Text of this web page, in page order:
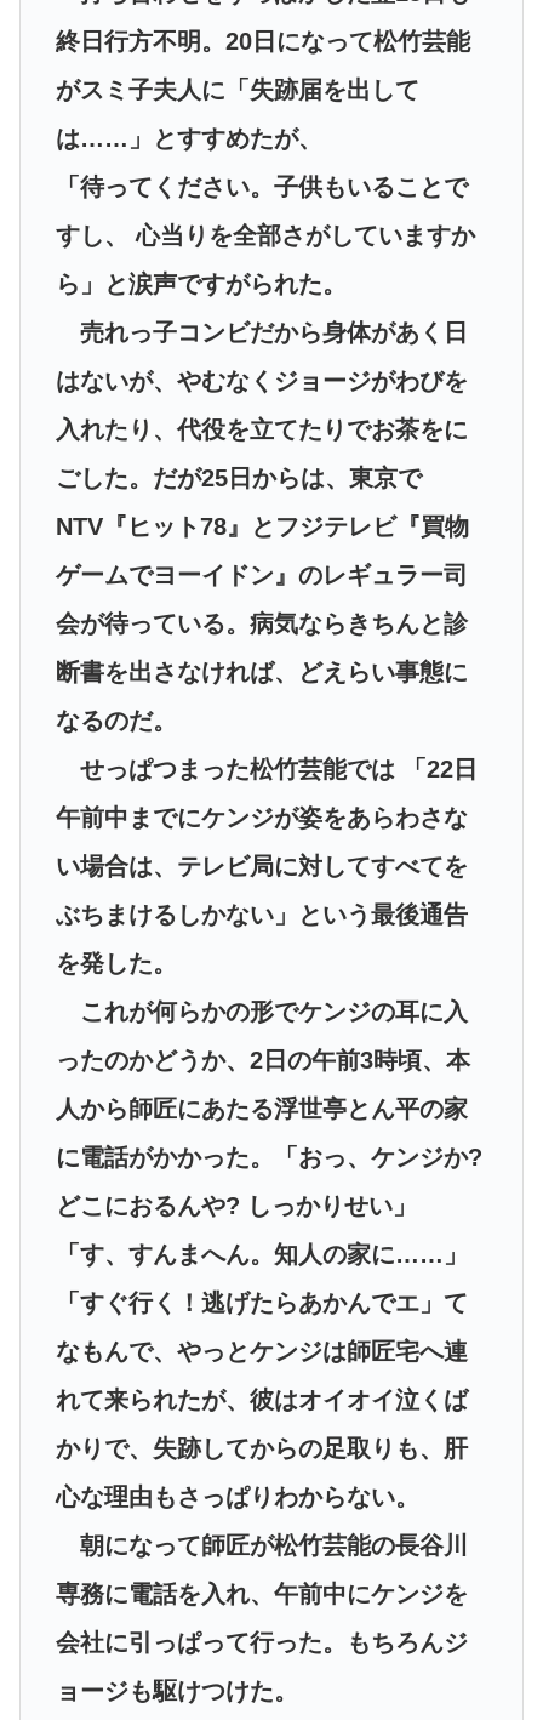
終日行方不明。20日になって松竹芸能
がスミ子夫人に「失跡届を出して
は……」とすすめたが、
「待ってください。子供もいることで
すし、 心当りを全部さがしていますか
ら」と涙声ですがられた。
売れっ子コンビだから身体があく日
はないが、やむなくジョージがわびを
入れたり、代役を立てたりでお茶をに
ごした。だが25日からは、東京で
NTV『ヒット78』とフジテレビ『買物
ゲームでヨーイドン』のレギュラー司
会が待っている。病気ならきちんと診
断書を出さなければ、どえらい事態に
なるのだ。
せっぱつまった松竹芸能では 「22日
午前中までにケンジが姿をあらわさな
い場合は、テレビ局に対してすべてを
ぶちまけるしかない」という最後通告
を発した。
これが何らかの形でケンジの耳に入
ったのかどうか、2日の午前3時頃、本
人から師匠にあたる浮世亭とん平の家
に電話がかかった。「おっ、ケンジか?
どこにおるんや? しっかりせい」
「す、すんまへん。知人の家に……」
「すぐ行く！逃げたらあかんでエ」て
なもんで、やっとケンジは師匠宅へ連
れて来られたが、彼はオイオイ泣くば
かりで、失跡してからの足取りも、肝
心な理由もさっぱりわからない。
朝になって師匠が松竹芸能の長谷川
専務に電話を入れ、午前中にケンジを
会社に引っぱって行った。もちろんジ
ョージも駆けつけた。